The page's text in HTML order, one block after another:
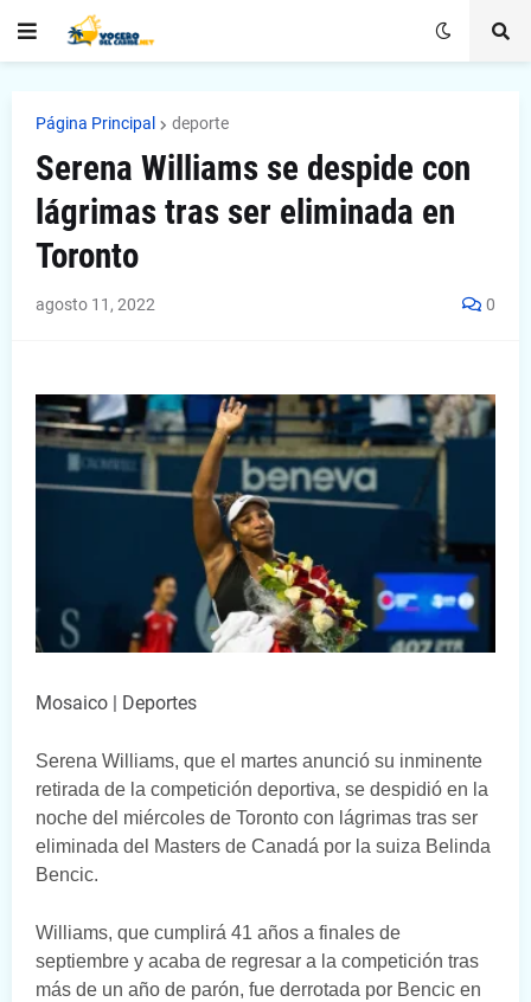
Página Principal deporte
Serena Williams se despide con
lágrimas tras ser eliminada en
Toronto
agosto 11, 2022 0
Mosaico | Deportes
Serena Williams, que el martes anunció su inminente
retirada de la competición deportiva, se despidió en la
noche del miércoles de Toronto con lágrimas tras ser
eliminada del Masters de Canadá por la suiza Belinda
Bencic.
Williams, que cumplirá 41 años a finales de
septiembre y acaba de regresar a la competición tras
más de un año de parón, fue derrotada por Bencic en